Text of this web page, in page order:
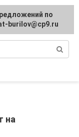
на
по
burilov@cp9.ru